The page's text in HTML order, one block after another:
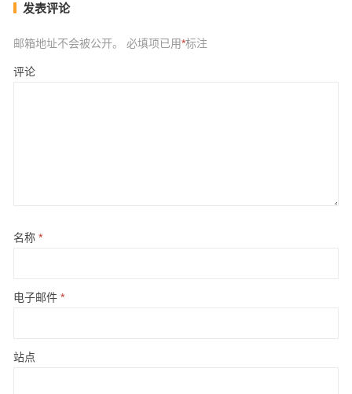
发表评论
邮箱地址不会被公开。 必填项已用*标注
评论
名称 *
电子邮件 *
站点